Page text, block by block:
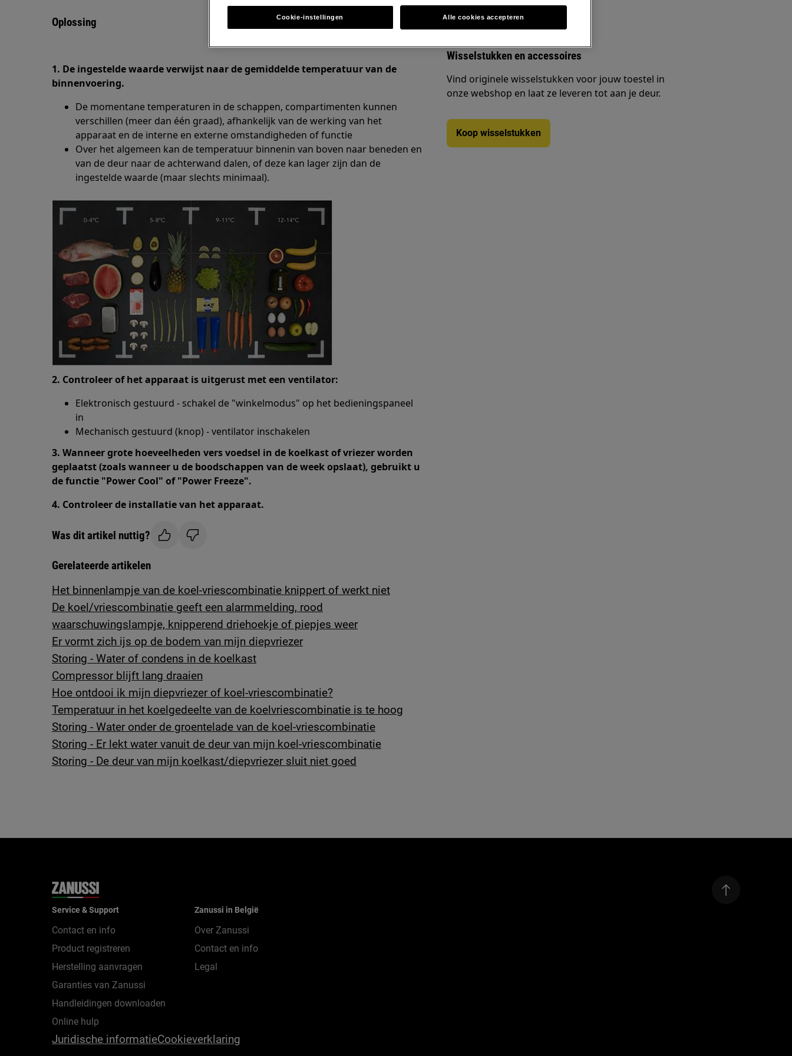
Oplossing
1. De ingestelde waarde verwijst naar de gemiddelde temperatuur van de
binnenvoering.
De momentane temperaturen in de schappen, compartimenten kunnen
verschillen (meer dan één graad), afhankelijk van de werking van het
apparaat en de interne en externe omstandigheden of functie
Over het algemeen kan de temperatuur binnenin van boven naar beneden en
van de deur naar de achterwand dalen, of deze kan lager zijn dan de
ingestelde waarde (maar slechts minimaal).
2. Controleer of het apparaat is uitgerust met een ventilator:
Elektronisch gestuurd - schakel de "winkelmodus" op het bedieningspaneel
in
Mechanisch gestuurd (knop) - ventilator inschakelen
3. Wanneer grote hoeveelheden vers voedsel in de koelkast of vriezer worden
geplaatst (zoals wanneer u de boodschappen van de week opslaat), gebruikt u
de functie "Power Cool" of "Power Freeze".
4. Controleer de installatie van het apparaat.
Was dit artikel nuttig?
Gerelateerde artikelen
Het binnenlampje van de koel-vriescombinatie knippert of werkt niet
De koel/vriescombinatie geeft een alarmmelding, rood
waarschuwingslampje, knipperend driehoekje of piepjes weer
Er vormt zich ijs op de bodem van mijn diepvriezer
Storing - Water of condens in de koelkast
Compressor blijft lang draaien
Hoe ontdooi ik mijn diepvriezer of koel-vriescombinatie?
Temperatuur in het koelgedeelte van de koelvriescombinatie is te hoog
Storing - Water onder de groentelade van de koel-vriescombinatie
Storing - Er lekt water vanuit de deur van mijn koel-vriescombinatie
Storing - De deur van mijn koelkast/diepvriezer sluit niet goed
Wisselstukken en accessoires
Vind originele wisselstukken voor jouw toestel in
onze webshop en laat ze leveren tot aan je deur.
Koop wisselstukken
Service & Support
Contact en info
Product registreren
Herstelling aanvragen
Garanties van Zanussi
Handleidingen downloaden
Online hulp
Zanussi in België
Over Zanussi
Contact en info
Legal
Juridische informatieCookieverklaring
Cookie-instellingen Alle cookies accepteren